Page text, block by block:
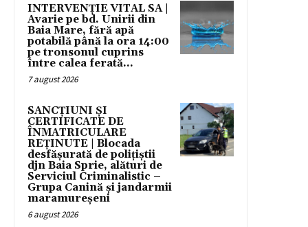
INTERVENȚIE VITAL SA |
Avarie pe bd. Unirii din
Baia Mare, fără apă
potabilă până la ora 14:00
pe tronsonul cuprins
între calea ferată...
7 august 2026
SANCȚIUNI ȘI
CERTIFICATE DE
ÎNMATRICULARE
REȚINUTE | Blocada
desfășurată de polițiștii
djn Baia Sprie, alături de
Serviciul Criminalistic –
Grupa Canină și jandarmii
maramureșeni
6 august 2026